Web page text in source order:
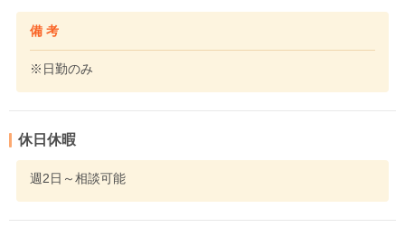
備 考
※日勤のみ
休日休暇
週2日～相談可能